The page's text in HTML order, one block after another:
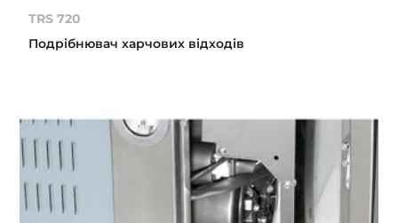
TRS 720
Подрібнювач харчових відходів